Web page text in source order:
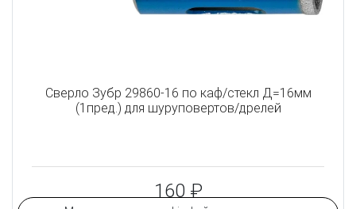
Сверло Зубр 29860-16 по каф/стекл Д=16мм
(1пред.) для шуруповертов/дрелей
160 ₽